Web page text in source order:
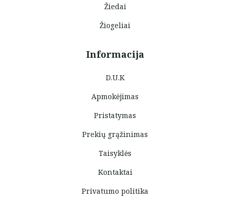
Žiedai
Žiogeliai
Informacija
D.U.K
Apmokėjimas
Pristatymas
Prekių grąžinimas
Taisyklės
Kontaktai
Privatumo politika